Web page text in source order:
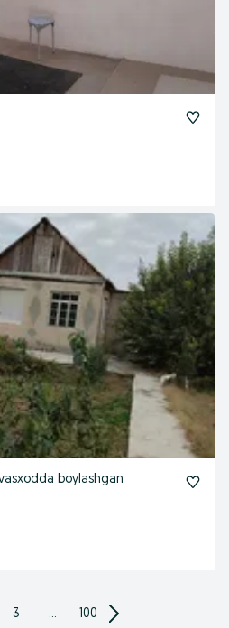
boylashgan
3 ... 100